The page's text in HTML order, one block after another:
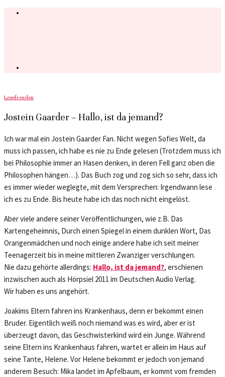
Lesefreuden
Jostein Gaarder – Hallo, ist da jemand?
Ich war mal ein Jostein Gaarder Fan. Nicht wegen Sofies Welt, da
muss ich passen, ich habe es nie zu Ende gelesen (Trotzdem muss ich
bei Philosophie immer an Hasen denken, in deren Fell ganz oben die
Philosophen hängen…). Das Buch zog und zog sich so sehr, dass ich
es immer wieder weglegte, mit dem Versprechen: Irgendwann lese
ich es zu Ende. Bis heute habe ich das noch nicht eingelöst.
Aber viele andere seiner Veröffentlichungen, wie z.B. Das
Kartengeheimnis, Durch einen Spiegel in einem dunklen Wort, Das
Orangenmädchen und noch einige andere habe ich seit meiner
Teenagerzeit bis in meine mittleren Zwanziger verschlungen.
Nie dazu gehörte allerdings: Hallo, ist da jemand?, erschienen
inzwischen auch als Hörpsiel 2011 im Deutschen Audio Verlag.
Wir haben es uns angehört.
Joakims Eltern fahren ins Krankenhaus, denn er bekommt einen
Bruder. Eigentlich weiß noch niemand was es wird, aber er ist
überzeugt davon, das Geschwisterkind wird ein Junge. Während
seine Eltern ins Krankenhaus fahren, wartet er allein im Haus auf
seine Tante, Helene. Vor Helene bekommt er jedoch von jemand
anderem Besuch: Mika landet im Apfelbaum, er kommt vom fremden